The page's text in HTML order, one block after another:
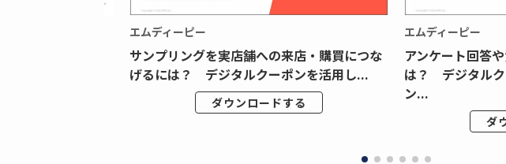
エムディーピー
サンプリングを実店舗への来店・購買につな
げるには？ デジタルクーポンを活用し...
ダウンロードする
エムディーピー
アンケート回答
は？ デジタルク
ン...
ダ